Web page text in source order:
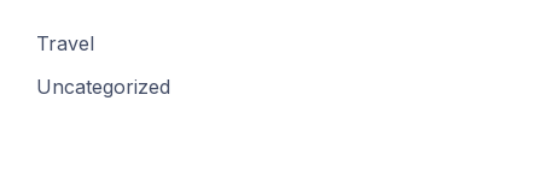
Travel
Uncategorized